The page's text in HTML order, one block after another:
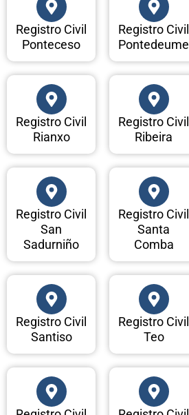
Registro Civil
Ponteceso
Registro Civil
Pontedeume
Registro Civil
Rianxo
Registro Civil
Ribeira
Registro Civil
San
Sadurniño
Registro Civil
Santa
Comba
Registro Civil
Santiso
Registro Civil
Teo